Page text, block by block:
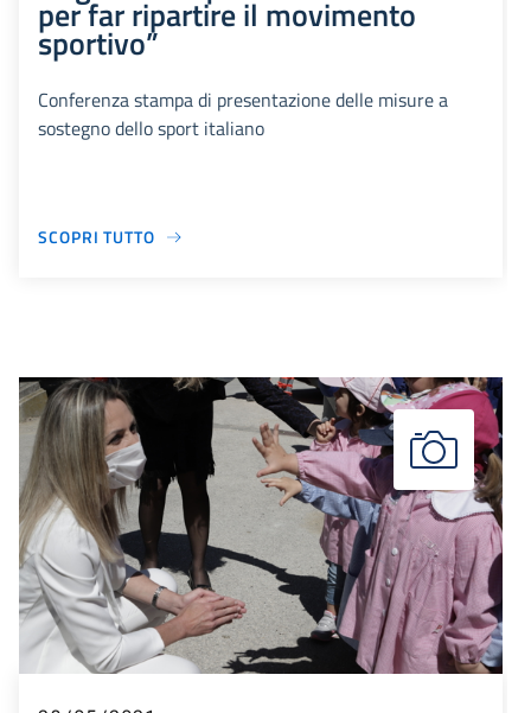
per far ripartire il movimento
sportivo”
Conferenza stampa di presentazione delle misure a
sostegno dello sport italiano
SCOPRI TUTTO